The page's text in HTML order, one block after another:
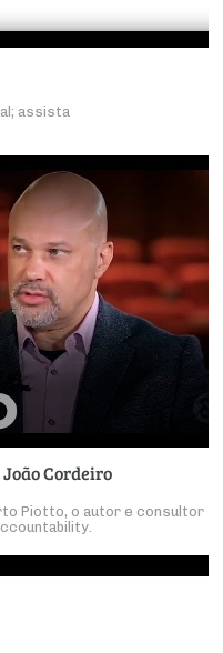
assista
Cordeiro
Piotto, o autor e consultor